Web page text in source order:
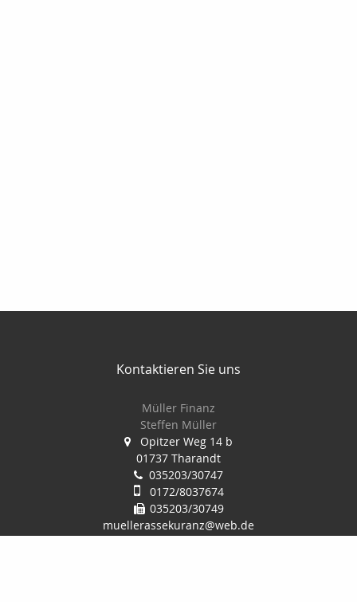
Kontaktieren Sie uns
Müller Finanz
Steffen Müller
Opitzer Weg 14 b
01737 Tharandt
035203/30747
0172/8037674
035203/30749
muellerassekuranz@web.de